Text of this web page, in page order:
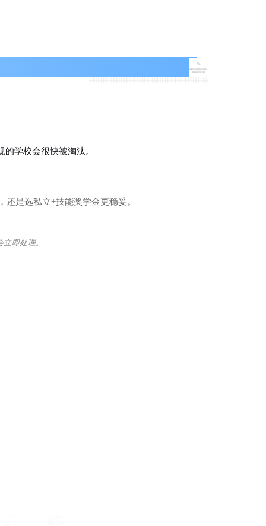
学校会很快被淘汰。
是选私立+技能奖学金更稳妥。
立即处理。